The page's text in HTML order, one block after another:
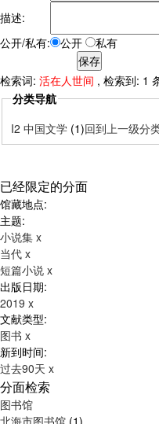
描述:
公开/私有:
公开 私有
检索词: 活在人世间 , 检索到: 1
分类导航
I2 中国文学 (1)回到上一级分
已经限定的分面
馆藏地点:
主题:
小说集 x
当代 x
短篇小说 x
出版日期:
2019 x
文献类型:
图书 x
新到时间:
过去90天 x
分面检索
图书馆
北海市图书馆 (1)